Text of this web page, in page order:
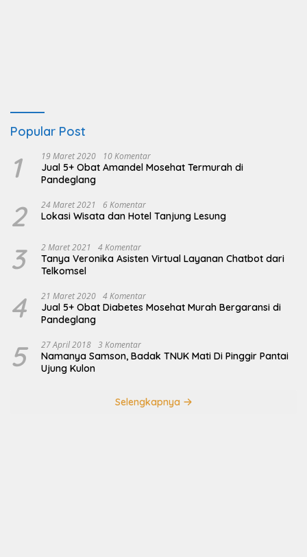
Popular Post
1 19 Maret 2020 10 Komentar
Jual 5+ Obat Amandel Mosehat Termurah di
Pandeglang
2 24 Maret 2021 6 Komentar
Lokasi Wisata dan Hotel Tanjung Lesung
3 2 Maret 2021 4 Komentar
Tanya Veronika Asisten Virtual Layanan Chatbot dari
Telkomsel
4 21 Maret 2020 4 Komentar
Jual 5+ Obat Diabetes Mosehat Murah Bergaransi di
Pandeglang
5 27 April 2018 3 Komentar
Namanya Samson, Badak TNUK Mati Di Pinggir Pantai
Ujung Kulon
Selengkapnya